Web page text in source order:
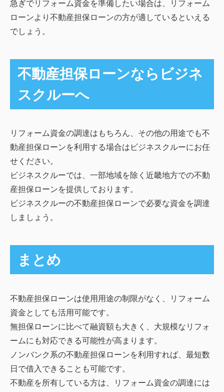
急ぎでリフォーム資金を準備したい場合は、リフォーム
ローンより不動産担保ローンの方が適しているといえる
でしょう。
不動産担保ローンならビジネ
スクルーへ
リフォーム資金の調達はもちろん、その他の用途でも不
動産担保ローンを利用する場合はビジネスクルーにお任
せください。
ビジネスクルーでは、一部地域を除く近畿地方での不動
産担保ローンを提供しております。
ビジネスクルーの不動産担保ローンで必要な資金を調達
しましょう。
まとめ
不動産担保ローンは使用用途の制限がなく、リフォーム
資金としても活用可能です。
無担保ローンに比べて融資額も大きく、大規模なリフォ
ームにも対応できる可能性が高まります。
ノンバンク系の不動産担保ローンを利用すれば、最短数
日で借入できることも可能です。
不動産を所有している方は、リフォーム資金の調達には